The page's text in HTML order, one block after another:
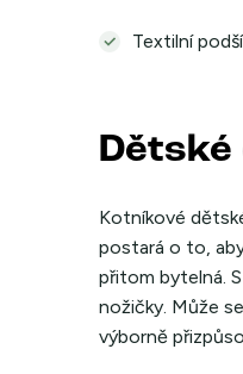
Textilní
Kotníkové
postará o to,
přitom bytelná.
nožičky. Může
výborně